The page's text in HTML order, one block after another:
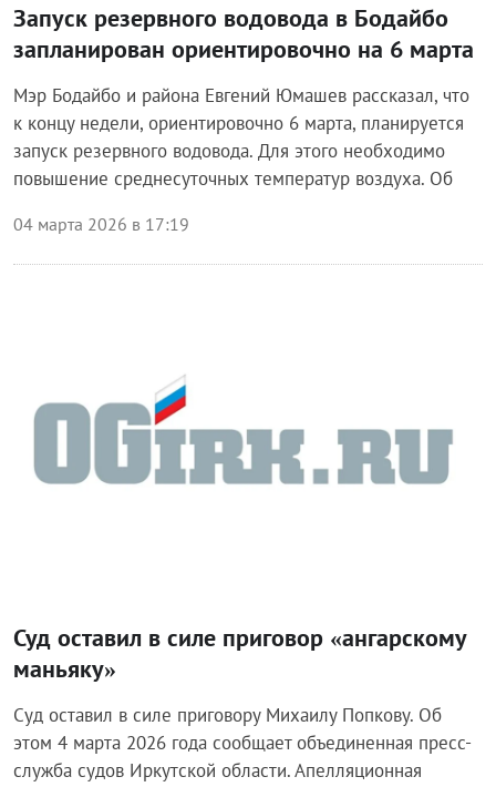
Запуск резервного водовода в Бодайбо
запланирован ориентировочно на 6 марта
Мэр Бодайбо и района Евгений Юмашев рассказал, что
к концу недели, ориентировочно 6 марта, планируется
запуск резервного водовода. Для этого необходимо
повышение среднесуточных температур воздуха. Об
04 марта 2026 в 17:19
Суд оставил в силе приговор «ангарскому
маньяку»
Суд оставил в силе приговору Михаилу Попкову. Об
этом 4 марта 2026 года сообщает объединенная пресс-
служба судов Иркутской области. Апелляционная